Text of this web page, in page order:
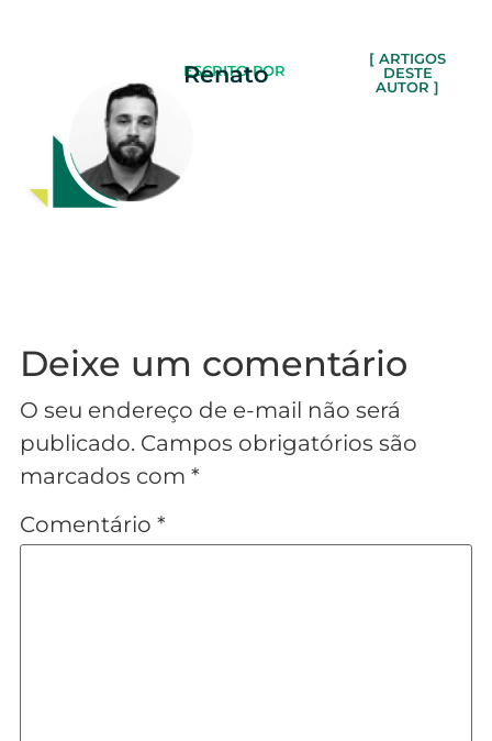
ESCRITO POR
Renato
[ ARTIGOS
DESTE
AUTOR ]
Deixe um comentário
O seu endereço de e-mail não será
publicado. Campos obrigatórios são
marcados com *
Comentário *